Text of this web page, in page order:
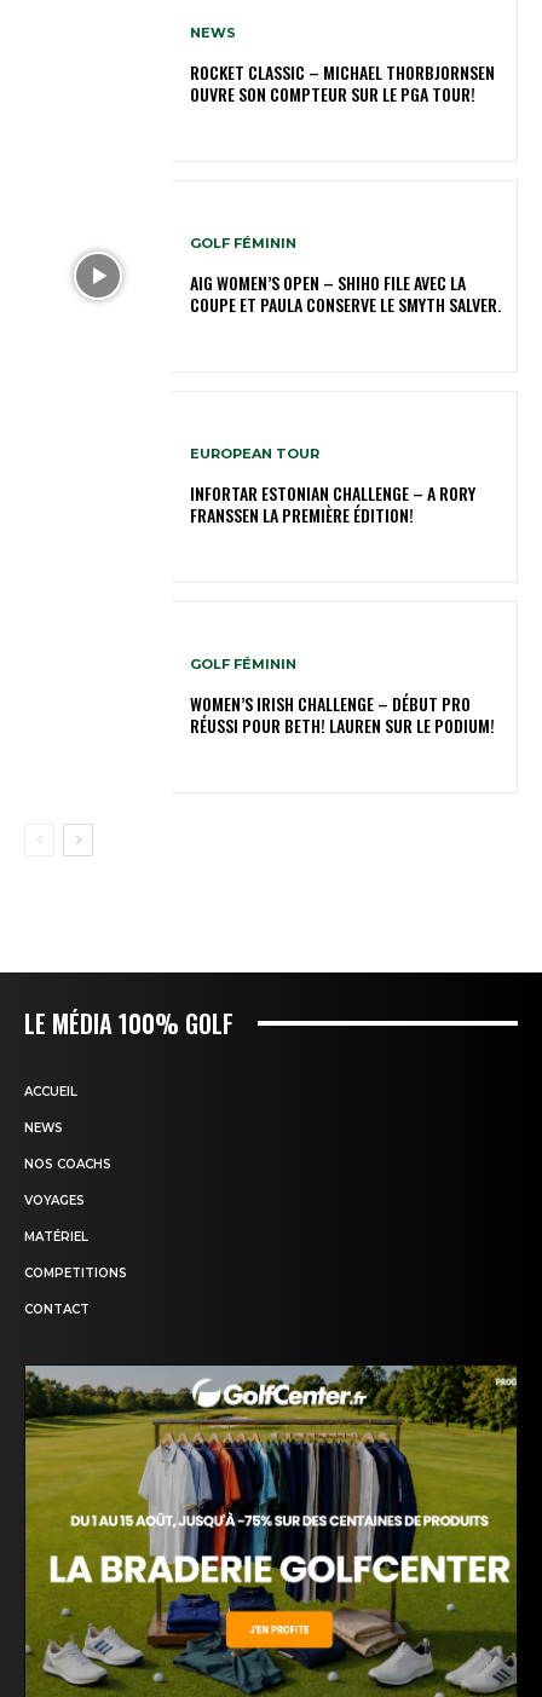
NEWS
ROCKET CLASSIC – MICHAEL THORBJORNSEN
OUVRE SON COMPTEUR SUR LE PGA TOUR!
GOLF FÉMININ
AIG WOMEN’S OPEN – SHIHO FILE AVEC LA
COUPE ET PAULA CONSERVE LE SMYTH SALVER.
EUROPEAN TOUR
INFORTAR ESTONIAN CHALLENGE – A RORY
FRANSSEN LA PREMIÈRE ÉDITION!
GOLF FÉMININ
WOMEN’S IRISH CHALLENGE – DÉBUT PRO
RÉUSSI POUR BETH! LAUREN SUR LE PODIUM!
LE MÉDIA 100% GOLF
ACCUEIL
NEWS
NOS COACHS
VOYAGES
MATÉRIEL
COMPETITIONS
CONTACT